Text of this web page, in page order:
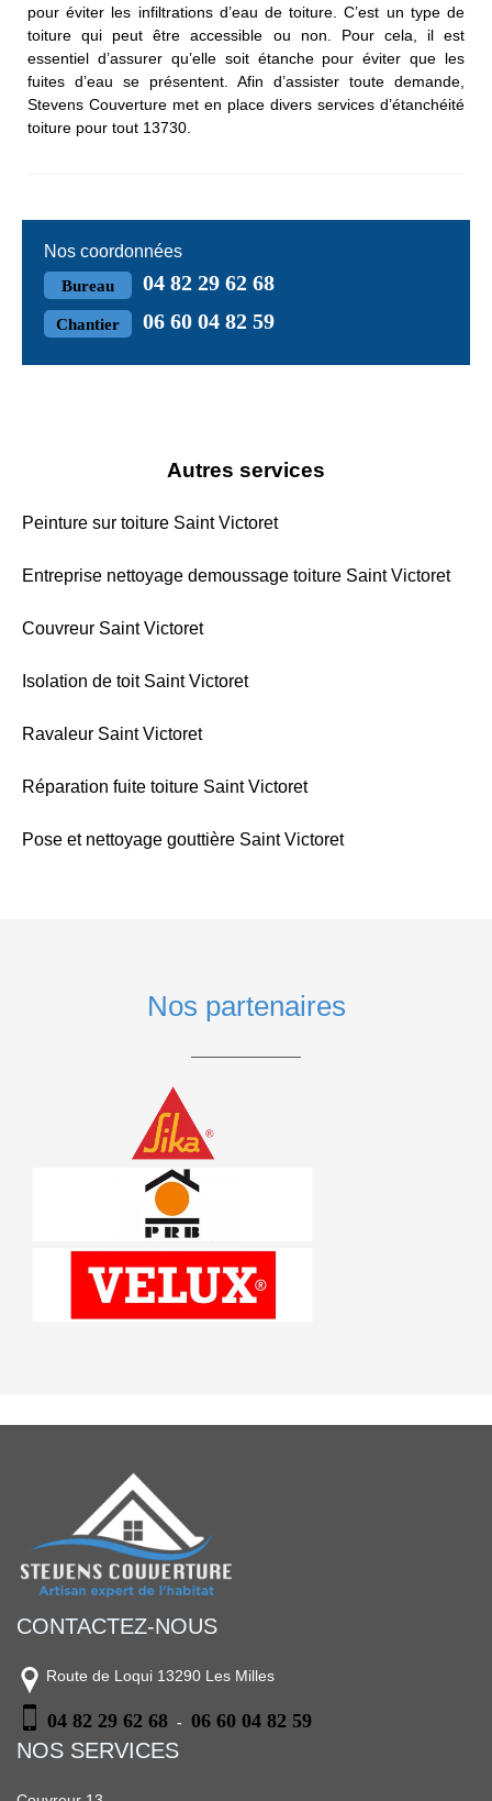
pour éviter les infiltrations d’eau de toiture. C’est un type de
toiture qui peut être accessible ou non. Pour cela, il est
essentiel d’assurer qu’elle soit étanche pour éviter que les
fuites d’eau se présentent. Afin d’assister toute demande,
Stevens Couverture met en place divers services d’étanchéité
toiture pour tout 13730.
Nos coordonnées
Bureau 04 82 29 62 68
Chantier 06 60 04 82 59
Autres services
Peinture sur toiture Saint Victoret
Entreprise nettoyage demoussage toiture Saint Victoret
Couvreur Saint Victoret
Isolation de toit Saint Victoret
Ravaleur Saint Victoret
Réparation fuite toiture Saint Victoret
Pose et nettoyage gouttière Saint Victoret
Nos partenaires
CONTACTEZ-NOUS
Route de Loqui 13290 Les Milles
04 82 29 62 68 - 06 60 04 82 59
NOS SERVICES